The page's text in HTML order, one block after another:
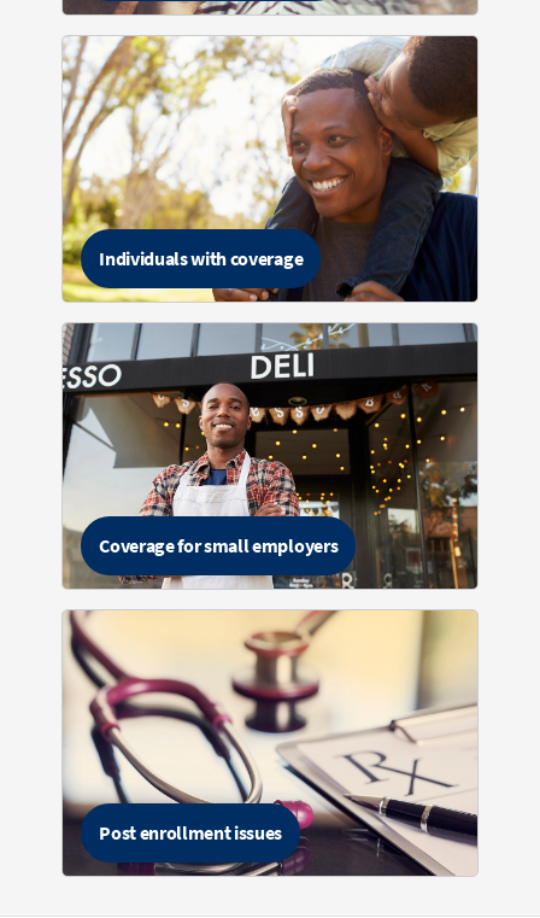
Individuals with coverage
Coverage for small employers
Post enrollment issues